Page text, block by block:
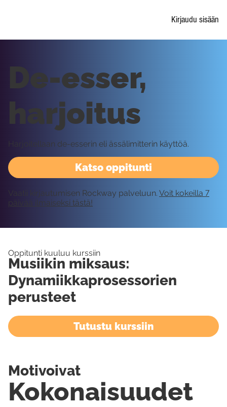
Kirjaudu sisään
Katso oppitunti
De-esser,
harjoitus
Harjoitellaan de-esserin eli ässälimitterin käyttöä.
Vaatii kirjautumisen Rockway palveluun. Voit kokeilla 7
päivää ilmaiseksi tästä!
Oppitunti kuuluu kurssiin
Musiikin miksaus:
Dynamiikkaprosessorien
perusteet
Tutustu kurssiin
Kokonaisuudet
Motivoivat